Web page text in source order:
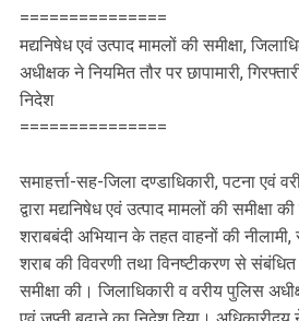
===============
मद्यनिषेध एवं उत्पाद मामलों की समीक्षा,
अधीक्षक ने नियमित तौर पर छापामारी,
निदेश
===============
समाहर्त्ता-सह-जिला दण्डाधिकारी, पटना एवं
द्वारा मद्यनिषेध एवं उत्पाद मामलों की समीक्षा
शराबबंदी अभियान के तहत वाहनों की
शराब की विवरणी तथा विनष्टीकरण से
समीक्षा की। जिलाधिकारी व वरीय पुलिस